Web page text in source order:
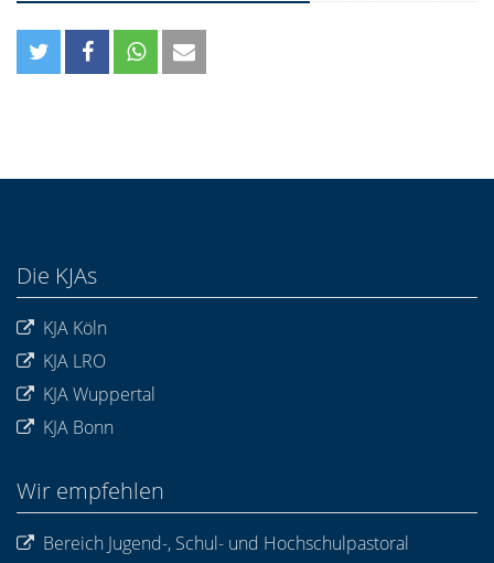
Die KJAs
KJA Köln
KJA LRO
KJA Wuppertal
KJA Bonn
Wir empfehlen
Bereich Jugend-, Schul- und Hochschulpastoral